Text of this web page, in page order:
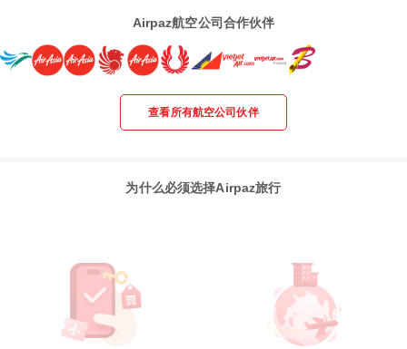
Airpaz航空公司合作伙伴
查看所有航空公司伙伴
为什么必须选择Airpaz旅行